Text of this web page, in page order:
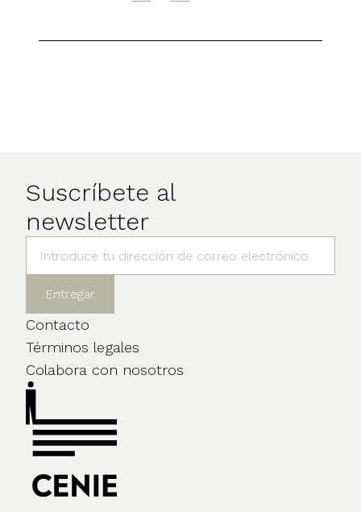
Suscríbete al
newsletter
Contacto
Términos legales
Colabora con nosotros